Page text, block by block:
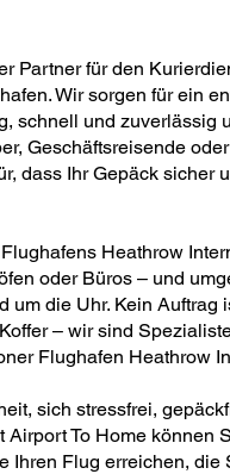
Partner für den
Wir sorgen für ein
schnell und zuverlässig
Geschäftsreisende oder
dass Ihr Gepäck sicher
Heathrow
oder Büros – und
um die Uhr. Kein Auftrag
– wir sind
Flughafen Heathrow
sich stressfrei,
To Home können
Ihren Flug erreichen, die